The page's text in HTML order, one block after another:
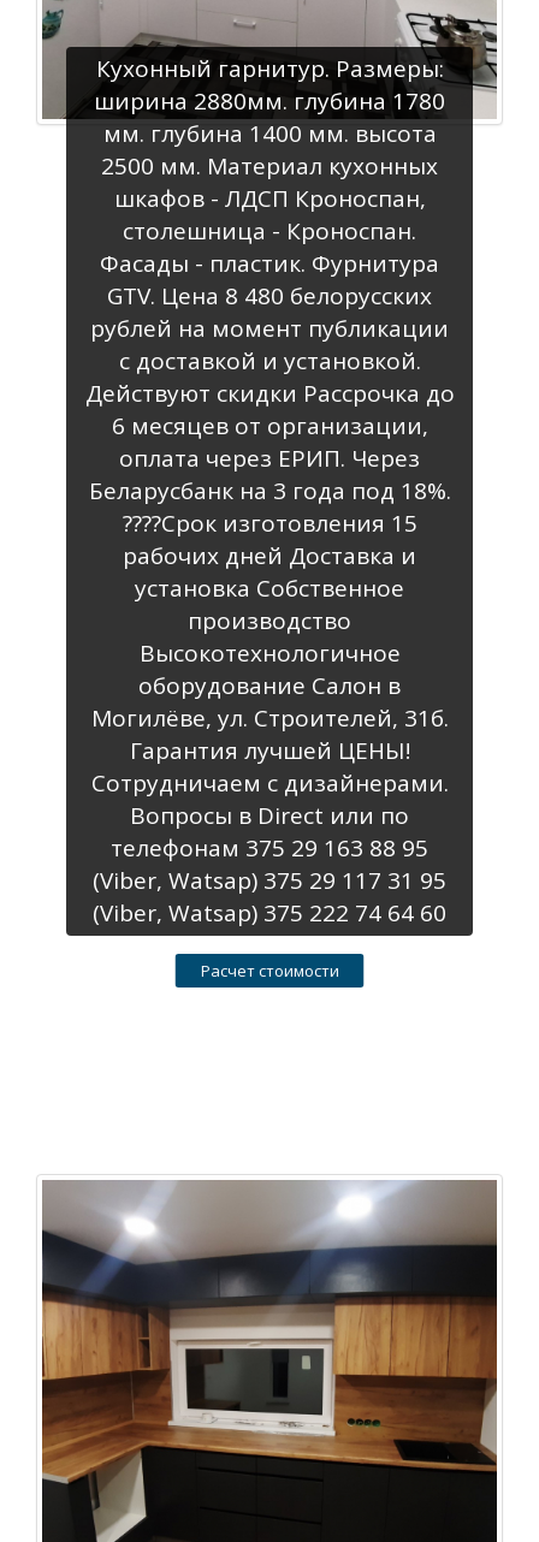
Кухонный гарнитур. Размеры:
ширина 2880мм. глубина 1780
мм. глубина 1400 мм. высота
2500 мм. Материал кухонных
шкафов - ЛДСП Кроноспан,
столешница - Кроноспан.
Фасады - пластик. Фурнитура
GTV. Цена 8 480 белорусских
рублей на момент публикации
с доставкой и установкой.
Действуют скидки Рассрочка до
6 месяцев от организации,
оплата через ЕРИП. Через
Беларусбанк на 3 года под 18%.
????️Срок изготовления 15
рабочих дней Доставка и
установка Собственное
производство
Высокотехнологичное
оборудование Салон в
Могилёве, ул. Строителей, 31б.
Гарантия лучшей ЦЕНЫ!
Сотрудничаем с дизайнерами.
Вопросы в Direct или по
телефонам 375 29 163 88 95
(Viber, Watsap) 375 29 117 31 95
(Viber, Watsap) 375 222 74 64 60
Расчет стоимости